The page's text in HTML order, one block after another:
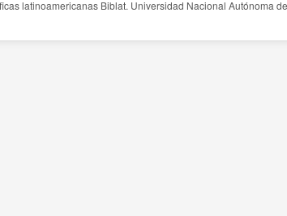
latinoamericanas Biblat. Universidad Nacional Autónoma